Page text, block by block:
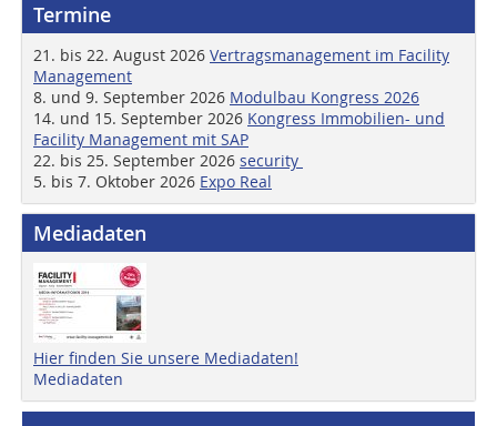
Termine
21. bis 22. August 2026 Vertragsmanagement im Facility
Management
8. und 9. September 2026 Modulbau Kongress 2026
14. und 15. September 2026 Kongress Immobilien- und
Facility Management mit SAP
22. bis 25. September 2026 security
5. bis 7. Oktober 2026 Expo Real
Mediadaten
Hier finden Sie unsere Mediadaten!
Mediadaten